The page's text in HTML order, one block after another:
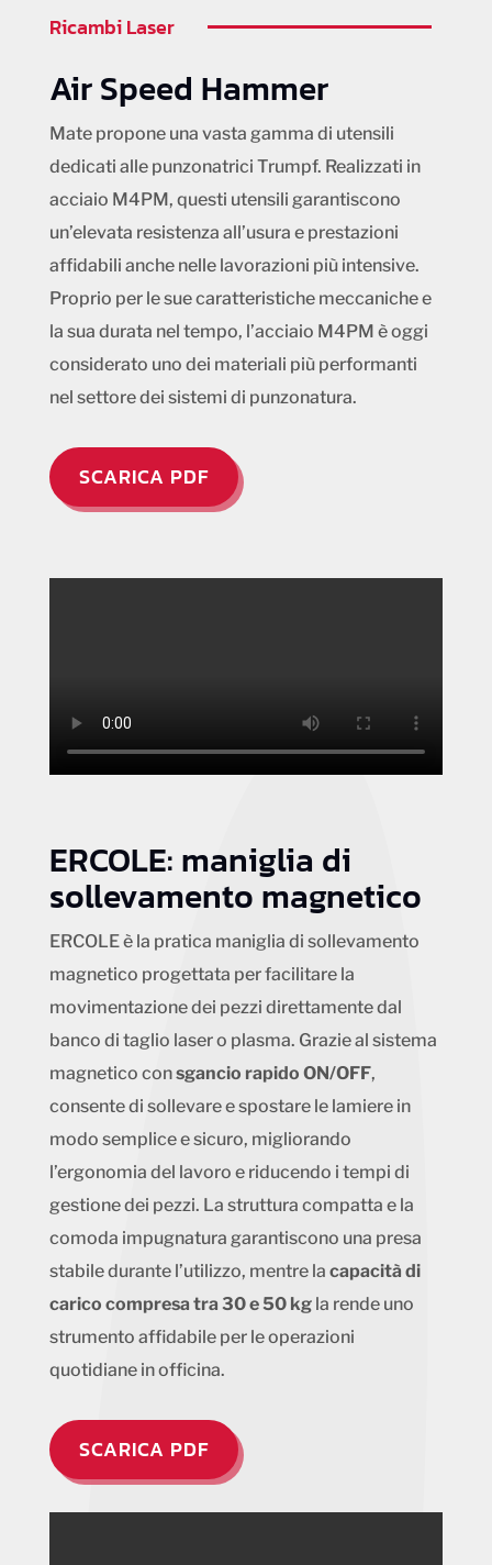
Ricambi Laser
Air Speed Hammer
Mate propone una vasta gamma di utensili
dedicati alle punzonatrici Trumpf. Realizzati in
acciaio M4PM, questi utensili garantiscono
un’elevata resistenza all’usura e prestazioni
affidabili anche nelle lavorazioni più intensive.
Proprio per le sue caratteristiche meccaniche e
la sua durata nel tempo, l’acciaio M4PM è oggi
considerato uno dei materiali più performanti
nel settore dei sistemi di punzonatura.
SCARICA PDF
ERCOLE: maniglia di
sollevamento magnetico
ERCOLE è la pratica maniglia di sollevamento
magnetico progettata per facilitare la
movimentazione dei pezzi direttamente dal
banco di taglio laser o plasma. Grazie al sistema
magnetico consgancio rapido ON/OFF,
consente di sollevare e spostare le lamiere in
modo semplice e sicuro, migliorando
l’ergonomia del lavoro e riducendo i tempi di
gestione dei pezzi. La struttura compatta e la
comoda impugnatura garantiscono una presa
stabile durante l’utilizzo, mentre la capacità di
carico compresa tra 30 e 50 kgla rende uno
strumento affidabile per le operazioni
quotidiane in officina.
SCARICA PDF